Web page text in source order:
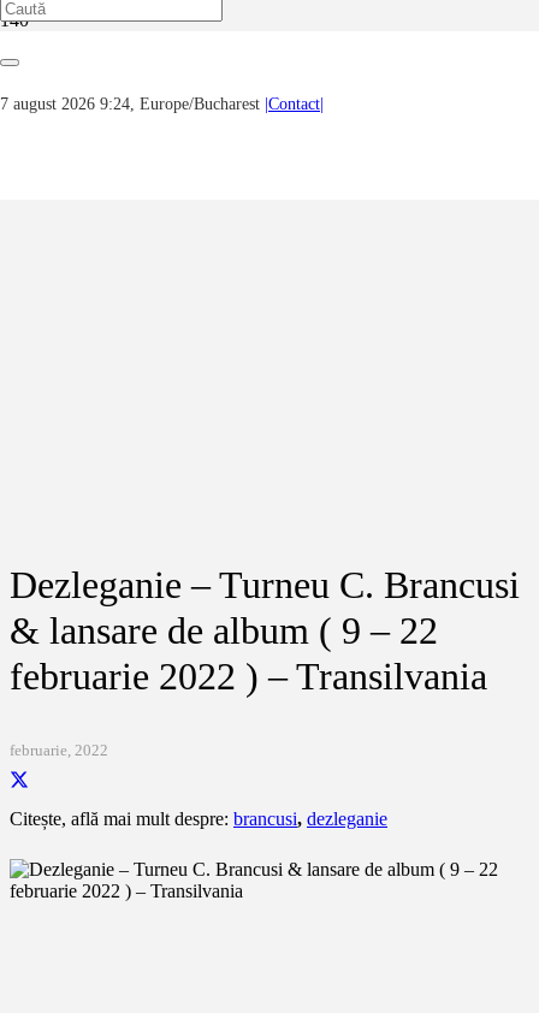
7 august 2026 9:24, Europe/Bucharest |Contact|
Muzică
februarie 2022 ) – Transilvania
Dezleganie – Turneu C. Brancusi
& lansare de album ( 9 – 22
februarie 2022 ) – Transilvania
februarie, 2022
Citește, află mai mult despre: brancusi, dezleganie